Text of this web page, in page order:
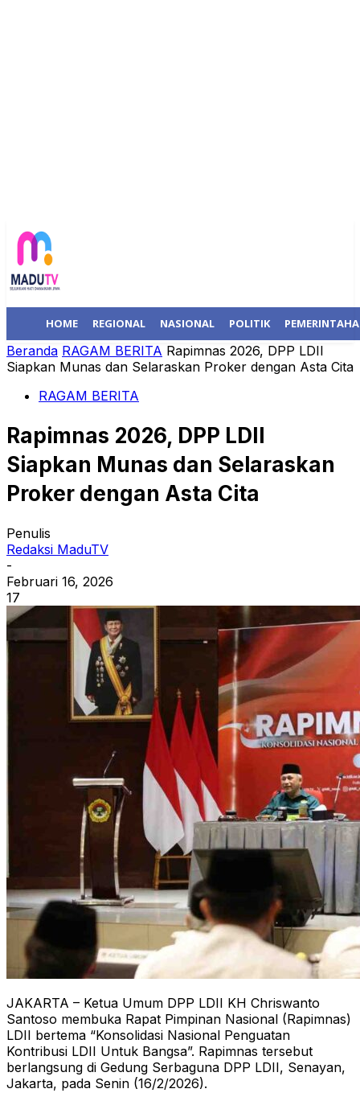
HOME REGIONAL NASIONAL POLITIK
Beranda RAGAM BERITA Rapimnas 2026, DPP LDII
Siapkan Munas dan Selaraskan Proker dengan Asta Cita
RAGAM BERITA
Rapimnas 2026, DPP LDII
Siapkan Munas dan Selaraskan
Proker dengan Asta Cita
Penulis
Redaksi MaduTV
-
Februari 16, 2026
17
JAKARTA – Ketua Umum DPP LDII KH Chriswanto
Santoso membuka Rapat Pimpinan Nasional (Rapimnas)
LDII bertema “Konsolidasi Nasional Penguatan
Kontribusi LDII Untuk Bangsa”. Rapimnas tersebut
berlangsung di Gedung Serbaguna DPP LDII, Senayan,
Jakarta, pada Senin (16/2/2026).